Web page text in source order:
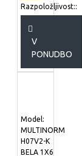
Razpoložljivost::
V
PONUDBO
Model:
MULTINORM
H07V2-K
BELA 1X6